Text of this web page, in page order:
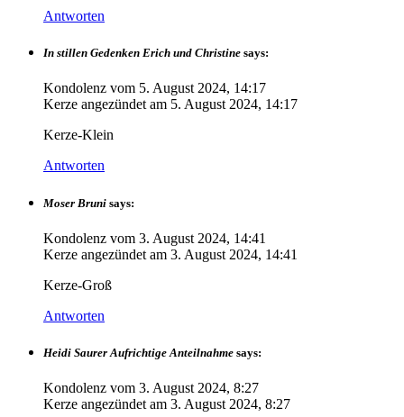
Antworten
In stillen Gedenken Erich und Christine says:
Kondolenz vom 5. August 2024, 14:17
Kerze angezündet am 5. August 2024, 14:17
Kerze-Klein
Antworten
Moser Bruni says:
Kondolenz vom 3. August 2024, 14:41
Kerze angezündet am 3. August 2024, 14:41
Kerze-Groß
Antworten
Heidi Saurer Aufrichtige Anteilnahme says:
Kondolenz vom 3. August 2024, 8:27
Kerze angezündet am 3. August 2024, 8:27